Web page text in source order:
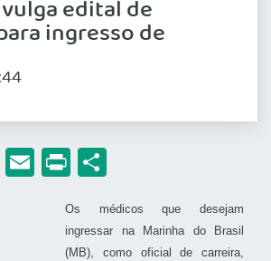
edital de
ingresso de
LinkedIn
Email
Print
Os médicos que desejam
ingressar na Marinha do Brasil
(MB), como oficial de carreira,